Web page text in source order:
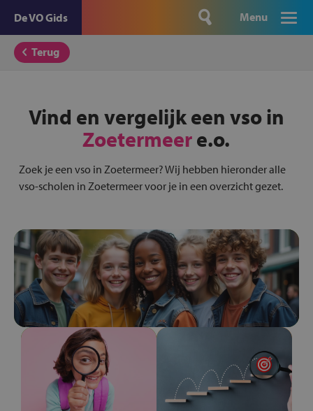
De VO Gids Menu
Terug
Vind en vergelijk een vso in
Zoetermeere.o.
Zoek je een vso in Zoetermeer? Wij hebben hieronder alle
vso-scholen in Zoetermeer voor je in een overzicht gezet.